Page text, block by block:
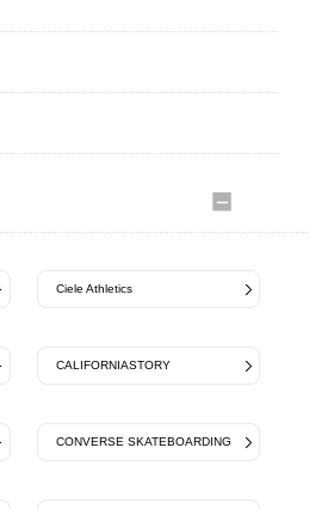
Ciele Athletics
CALIFORNIASTORY
CONVERSE SKATEBOARDING